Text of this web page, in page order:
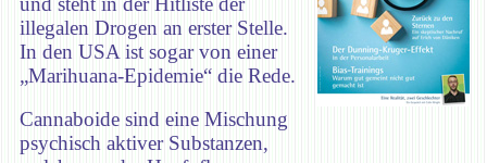
illegalen Drogen an erster Stelle.
In den USA ist sogar von einer
„Marihuana-Epidemie“ die Rede.
Cannaboide sind eine Mischung
psychisch aktiver Substanzen,